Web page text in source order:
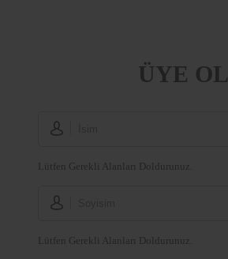
ÜYE OL
Lütfen Gerekli Alanları Doldurunuz.
Lütfen Gerekli Alanları Doldurunuz.